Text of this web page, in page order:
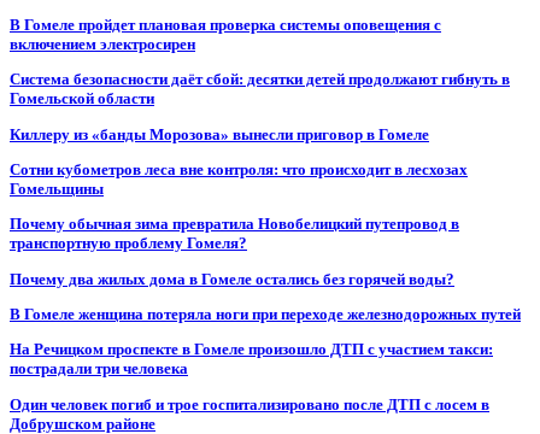
В Гомеле пройдет плановая проверка системы оповещения с
включением электросирен
Система безопасности даёт сбой: десятки детей продолжают гибнуть в
Гомельской области
Киллеру из «банды Морозова» вынесли приговор в Гомеле
Сотни кубометров леса вне контроля: что происходит в лесхозах
Гомельщины
Почему обычная зима превратила Новобелицкий путепровод в
транспортную проблему Гомеля?
Почему два жилых дома в Гомеле остались без горячей воды?
В Гомеле женщина потеряла ноги при переходе железнодорожных путей
На Речицком проспекте в Гомеле произошло ДТП с участием такси:
пострадали три человека
Один человек погиб и трое госпитализировано после ДТП с лосем в
Добрушском районе